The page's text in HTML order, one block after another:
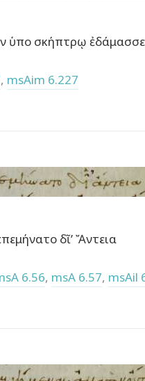
ὑπο σκήπτρῳ
, msAim 6.227
δῖ’ Ἄντεια
6.56, msA 6.57, msAil